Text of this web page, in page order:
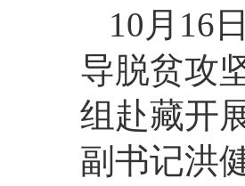
10月16
导脱贫攻
组赴藏开
副书记洪